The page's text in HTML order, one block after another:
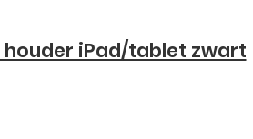
houder iPad/tablet zwart